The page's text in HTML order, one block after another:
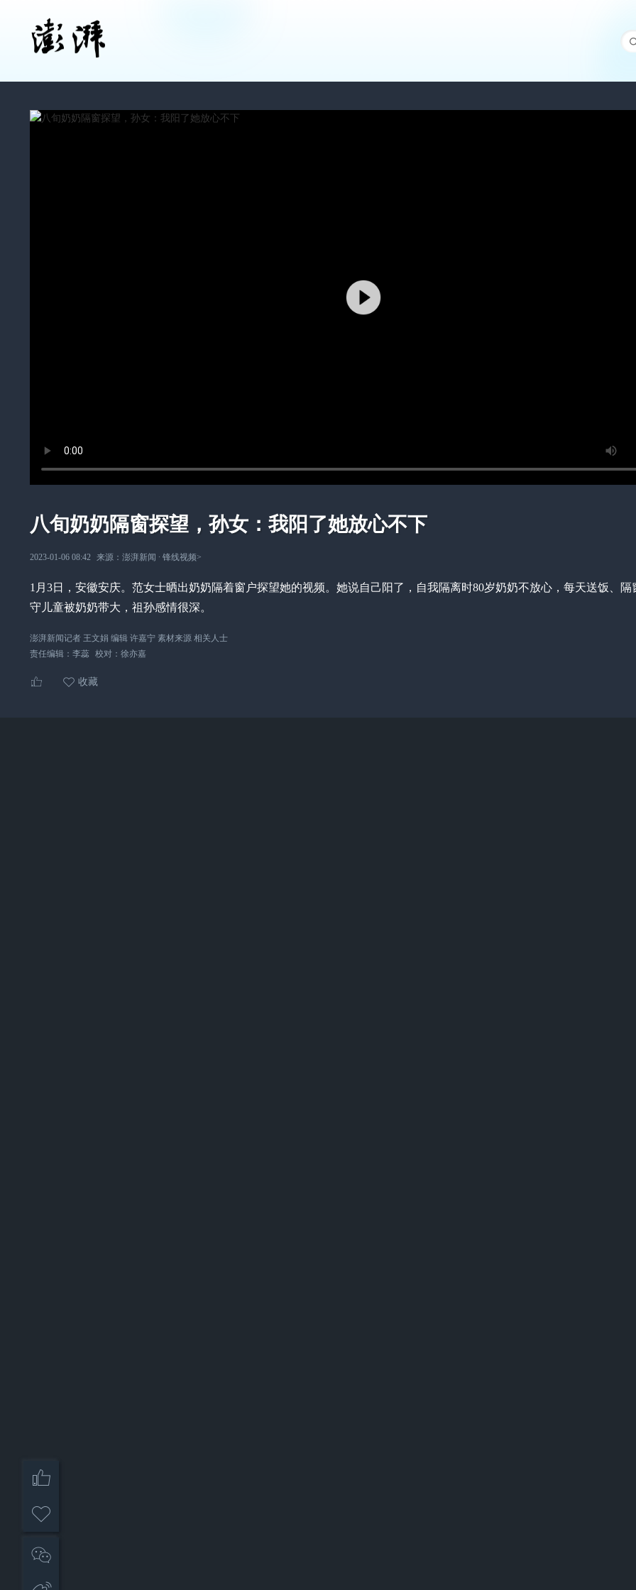
八旬奶奶隔窗探望，孙女：我阳了她放心不下
2023-01-06 08:42 来源： 澎湃新闻 ∙ 锋线视频>
1月3日，安徽安庆。范女士晒出奶奶隔着窗户探望她的视频。她说自己阳了，自我隔离时80岁奶奶不放心，每天送饭、
守儿童被奶奶带大，祖孙感情很深。
澎湃新闻记者 王文娟 编辑 许嘉宁 素材来源 相关人士
责任编辑： 李蕊 校对： 徐亦嘉
收藏